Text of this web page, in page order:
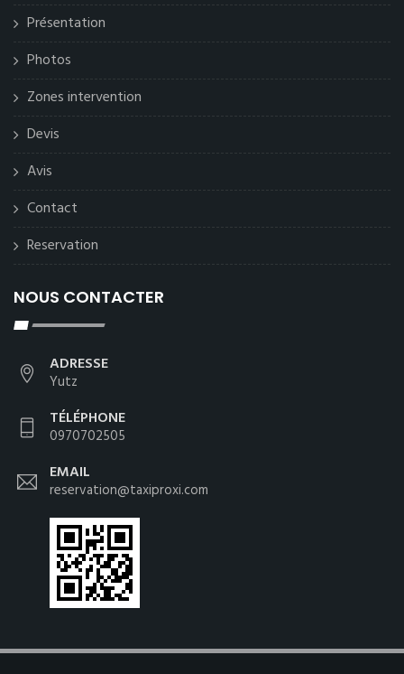
Présentation
Photos
Zones intervention
Devis
Avis
Contact
Reservation
NOUS CONTACTER
ADRESSE
Yutz
TÉLÉPHONE
0970702505
EMAIL
reservation@taxiproxi.com